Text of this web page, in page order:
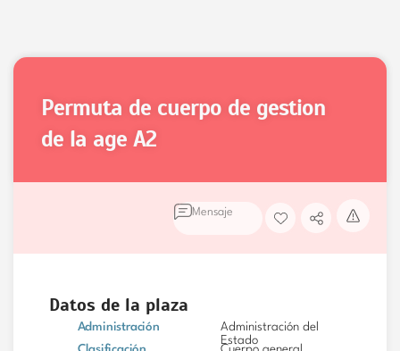
permuta de cuerpo de gestion
de la age A2
Mensaje
Datos de la plaza
Administración
Administración del
Estado